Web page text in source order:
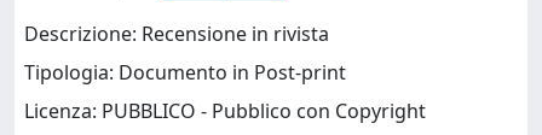
Descrizione: Recensione in rivista
Tipologia: Documento in Post-print
Licenza: PUBBLICO - Pubblico con Copyright